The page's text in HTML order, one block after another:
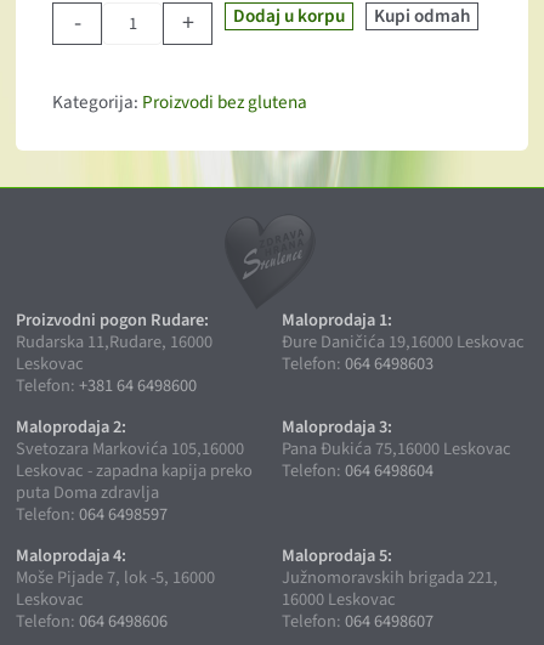
Bademovo brašno količina
- + Dodaj u korpu Kupi odmah
Kategorija: Proizvodi bez glutena
Proizvodni pogon Rudare:
Rudarska 11,Rudare, 16000
Leskovac
Telefon:+381 64 6498600
Maloprodaja 1:
Đure Daničića 19,16000 Leskovac
Telefon:064 6498603
Maloprodaja 2:
Svetozara Markovića 105,16000
Leskovac - zapadna kapija preko
puta Doma zdravlja
Telefon:064 6498597
Maloprodaja 3:
Pana Đukića 75,16000 Leskovac
Telefon:064 6498604
Maloprodaja 4:
Moše Pijade 7, lok -5, 16000
Leskovac
Telefon:064 6498606
Maloprodaja 5:
Južnomoravskih brigada 221,
16000 Leskovac
Telefon:064 6498607